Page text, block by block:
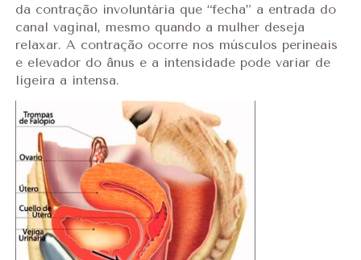
da contração involuntária que “fecha” a entrada do
canal vaginal, mesmo quando a mulher deseja
relaxar. A contração ocorre nos músculos perineais
e elevador do ânus e a intensidade pode variar de
ligeira a intensa.